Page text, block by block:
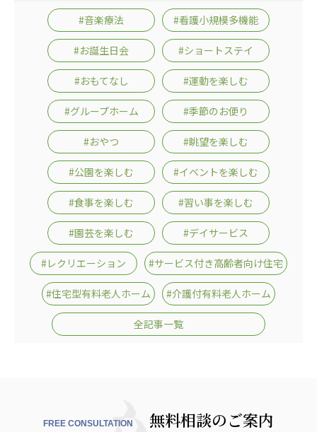
#音楽療法 #看護小規模多機能
#お誕生日会 #ショートステイ
#おもてなし #運動を楽しむ
#グループホーム #季節のお便り
#おやつ #眺望を楽しむ
#公園を楽しむ #イベントを楽しむ
#食事を楽しむ #習い事を楽しむ
#園芸を楽しむ #デイサービス
#レクリエーション #サービス付き高齢者向け住宅
#住宅型有料老人ホーム #介護付有料老人ホーム
全記事一覧
FREE CONSULTATION 無料相談のご案内